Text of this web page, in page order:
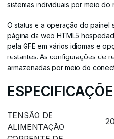
sistemas individuais por meio do
O status e a operação do painel
página da web HTML5
pela GFE em vários idiomas e
restantes. As configurações de
armazenadas por meio do
TENSÃO DE
ALIMENTAÇÃO